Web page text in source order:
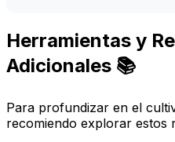
Herramientas y
Adicionales 📚
Para profundizar en el
recomiendo explorar estos